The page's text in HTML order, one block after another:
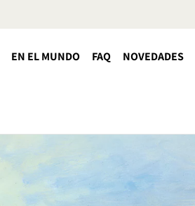
EN EL MUNDO FAQ NOVEDADES